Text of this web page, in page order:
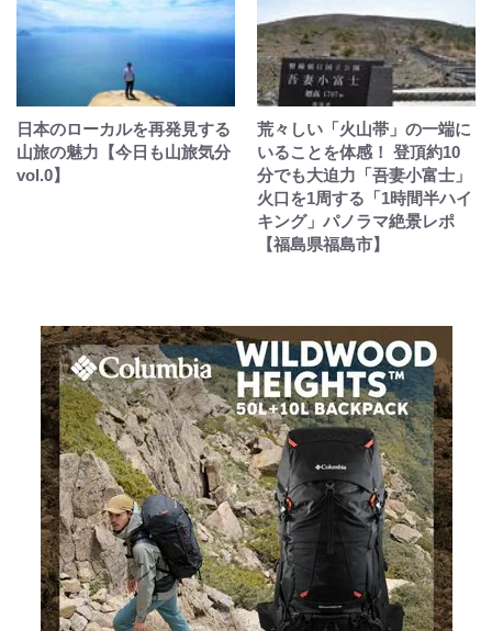
日本のローカルを再発見する
山旅の魅力【今日も山旅気分
vol.0】
荒々しい「火山帯」の一端に
いることを体感！ 登頂約10
分でも大迫力「吾妻小富士」
火口を1周する「1時間半ハイ
キング」パノラマ絶景レポ
【福島県福島市】